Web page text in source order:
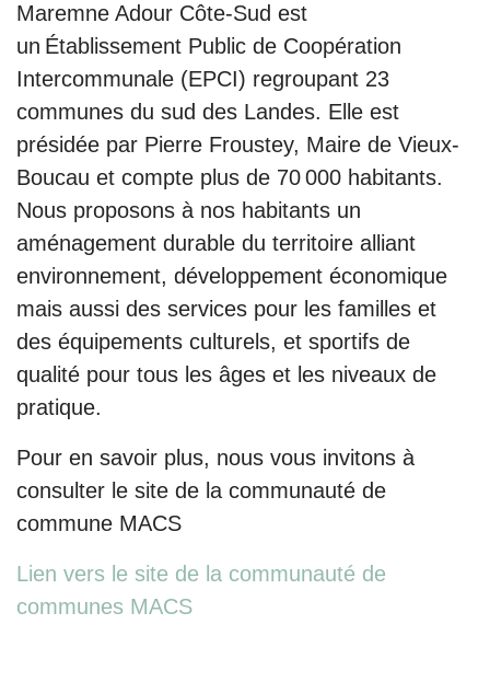
Maremne Adour Côte-Sud est
un Établissement Public de Coopération
Intercommunale (EPCI) regroupant 23
communes du sud des Landes. Elle est
présidée par Pierre Froustey, Maire de Vieux-
Boucau et compte plus de 70 000 habitants.
Nous proposons à nos habitants un
aménagement durable du territoire alliant
environnement, développement économique
mais aussi des services pour les familles et
des équipements culturels, et sportifs de
qualité pour tous les âges et les niveaux de
pratique.
Pour en savoir plus, nous vous invitons à
consulter le site de la communauté de
commune MACS
Lien vers le site de la communauté de
communes MACS